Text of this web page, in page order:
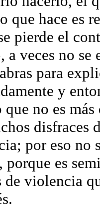
que hace es
pierde el
a veces no se
para
y
no es más
disfraces
por eso no
porque es
de violencia